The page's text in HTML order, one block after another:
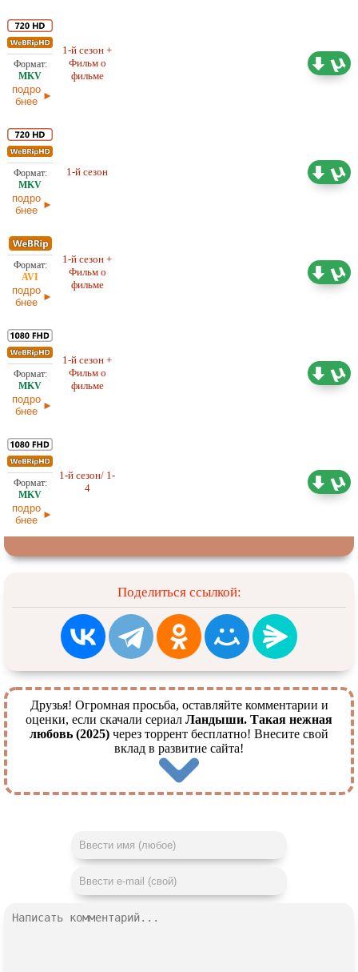
подро
бнее
1-й сезон +
Фильм о
фильме
подро
бнее
1-й сезон
подро
бнее
1-й сезон +
Фильм о
фильме
подро
бнее
1-й сезон +
Фильм о
фильме
подро
бнее
1-й сезон/ 1-
4
Поделиться ссылкой:
Друзья! Огромная просьба, оставляйте комментарии и
оценки, если скачали сериал Ландыши. Такая нежная
любовь (2025) через торрент бесплатно! Внесите свой
вклад в развитие сайта!